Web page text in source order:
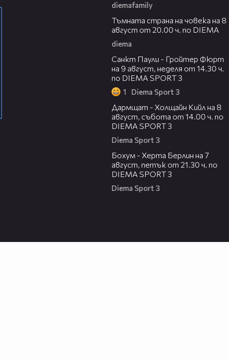
diemafamily
Тъмната страна на човека на 8
август от 20.00 ч. по DIEMA
diema
Санкт Паули - Гройтер Фюрт
на 9 август, неделя от 14.30 ч.
по DIEMA SPORT 3
1 Diema Sport 3
Дармщат - Холщайн Кийл на 8
август, събота от 14.00 ч. по
DIEMA SPORT 3
Diema Sport 3
Бохум - Херта Берлин на 7
август, петък от 21.30 ч. по
DIEMA SPORT 3
Diema Sport 3